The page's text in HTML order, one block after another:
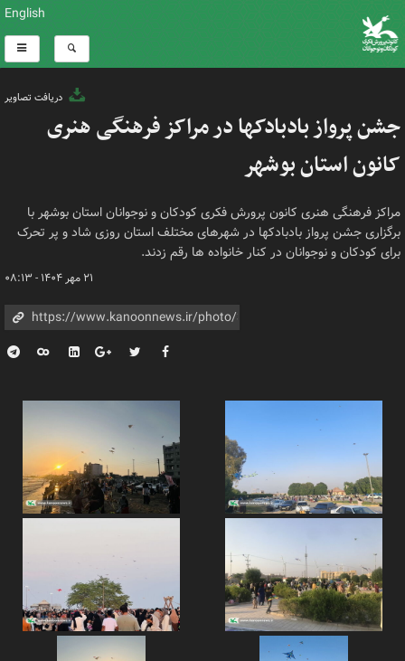
English
دریافت تصاویر
جشن پرواز بادبادکها در مراکز فرهنگی هنری
کانون استان بوشهر
مراکز فرهنگی هنری کانون پرورش فکری کودکان و نوجوانان استان بوشهر با
برگزاری جشن پرواز بادبادکها در شهرهای مختلف استان روزی شاد و پر تحرک
برای کودکان و نوجوانان در کنار خانواده ها رقم زدند.
۲۱ مهر ۱۴۰۴ - ۰۸:۱۳